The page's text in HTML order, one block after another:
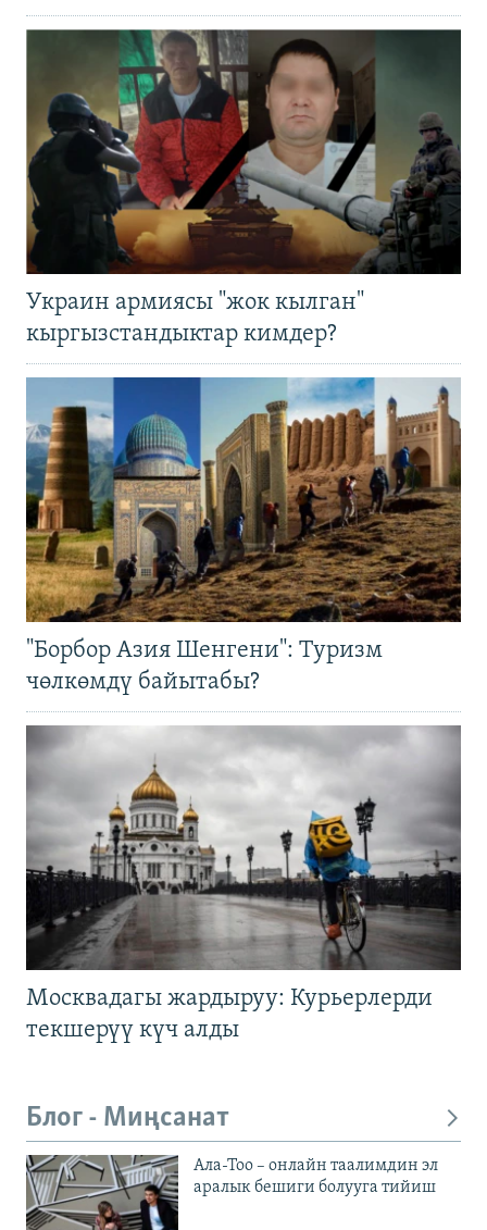
Украин армиясы "жок кылган"
кыргызстандыктар кимдер?
"Борбор Азия Шенгени": Туризм
чөлкөмдү байытабы?
Москвадагы жардыруу: Курьерлерди
текшерүү күч алды
Блог - Миңсанат
Ала-Тоо – онлайн таалимдин эл
аралык бешиги болууга тийиш